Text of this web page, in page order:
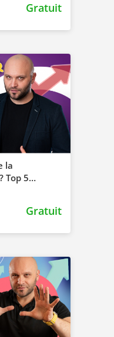
Gratuit
la
Top 5
Gratuit